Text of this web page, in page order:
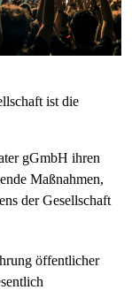
ist die
gGmbH ihren
Maßnahmen,
der Gesellschaft
öffentlicher